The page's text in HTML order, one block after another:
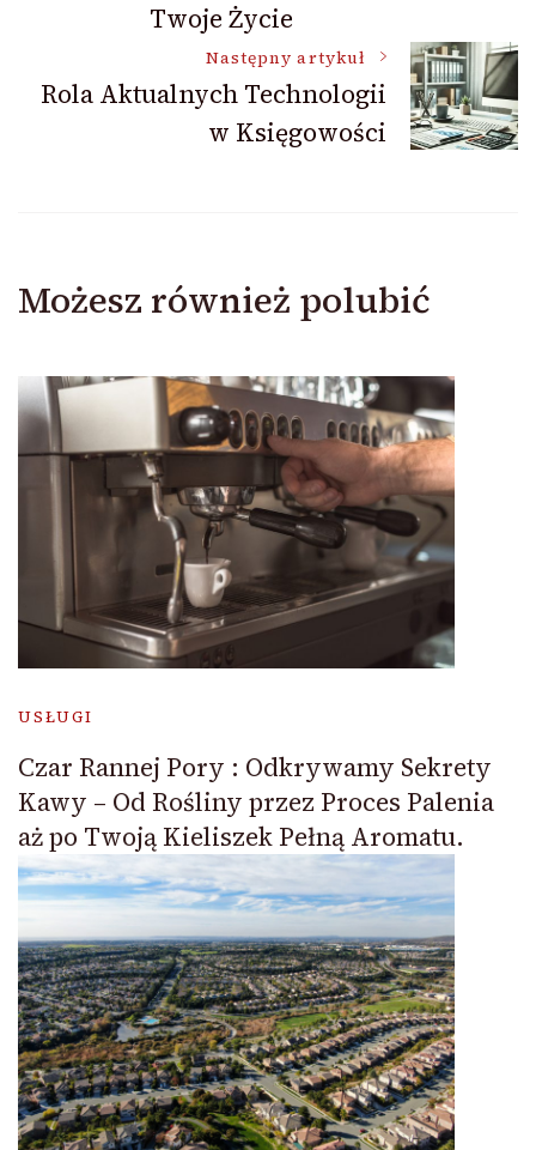
Twoje Życie
Następny artykuł
Rola Aktualnych Technologii
w Księgowości
Możesz również polubić
USŁUGI
Czar Rannej Pory : Odkrywamy Sekrety
Kawy – Od Rośliny przez Proces Palenia
aż po Twoją Kieliszek Pełną Aromatu.